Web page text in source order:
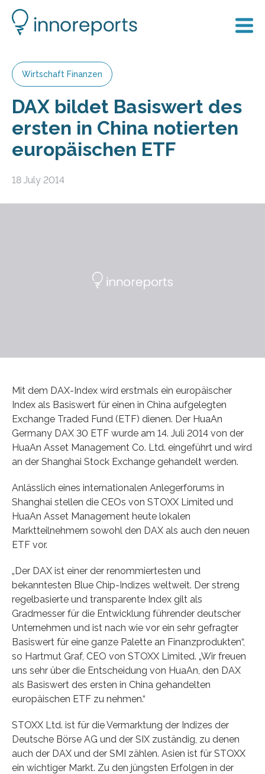
Wirtschaft Finanzen
DAX bildet Basiswert des
ersten in China notierten
europäischen ETF
18 July 2014
Mit dem DAX-Index wird erstmals ein europäischer
Index als Basiswert für einen in China aufgelegten
Exchange Traded Fund (ETF) dienen. Der HuaAn
Germany DAX 30 ETF wurde am 14. Juli 2014 von der
HuaAn Asset Management Co. Ltd. eingeführt und wird
an der Shanghai Stock Exchange gehandelt werden.
Anlässlich eines internationalen Anlegerforums in
Shanghai stellen die CEOs von STOXX Limited und
HuaAn Asset Management heute lokalen
Marktteilnehmern sowohl den DAX als auch den neuen
ETF vor.
„Der DAX ist einer der renommiertesten und
bekanntesten Blue Chip-Indizes weltweit. Der streng
regelbasierte und transparente Index gilt als
Gradmesser für die Entwicklung führender deutscher
Unternehmen und ist nach wie vor ein sehr gefragter
Basiswert für eine ganze Palette an Finanzprodukten“,
so Hartmut Graf, CEO von STOXX Limited. „Wir freuen
uns sehr über die Entscheidung von HuaAn, den DAX
als Basiswert des ersten in China gehandelten
europäischen ETF zu nehmen.“
STOXX Ltd. ist für die Vermarktung der Indizes der
Deutsche Börse AG und der SIX zuständig, zu denen
auch der DAX und der SMI zählen. Asien ist für STOXX
ein wichtiger Markt. Zu den jüngsten Erfolgen in der